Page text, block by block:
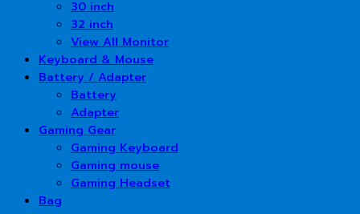
30 inch
32 inch
View All Monitor
Keyboard & Mouse
Battery / Adapter
Battery
Adapter
Gaming Gear
Gaming Keyboard
Gaming mouse
Gaming Headset
Bag